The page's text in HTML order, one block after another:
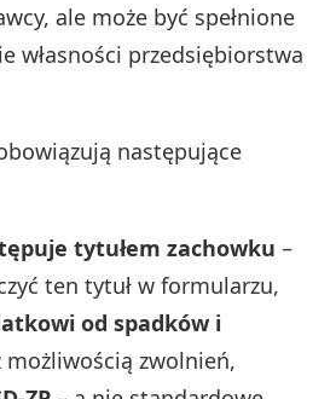
ale może być spełnione
własności przedsiębiorstwa
następujące
tytułem zachowku –
ten tytuł w formularzu,
od spadków i
możliwością zwolnień,